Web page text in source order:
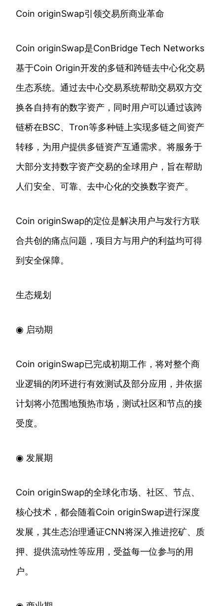
Coin originSwap引领交易所商业革命
Coin originSwap是ConBridge Tech Networks
基于Coin Origin开发的多链和跨链去中心化交易
生态系统。通过去中心交易系统帮助交易双方交
换各自持有的数字资产，同时用户可以通过该跨
链桥在BSC、Tron等多种链上实现多链之间资产
转移，为用户提供多链资产互通需求。将服务于
大部分支持数字资产交易的全球用户，旨在帮助
人们安全、可靠、去中心化的交换数字资产。
Coin originSwap的定位是解决用户与发行方联
合共创的痛点问题，项目方与用户的利益均可得
到安全保障。
生态规划
◉ 启动期
Coin originSwap已完成初期工作，将对整个商
业逻辑的闭环进行有效测试及部分应用，并依据
计划将小范围地预热市场，测试社区和节点的接
受度。
◉ 发展期
Coin originSwap的全球化市场、社区、节点、
核心技术，都会随着Coin originSwap进行深度
发展，其生态治理通证CNN将深入推进挖矿、质
押、提供流动性等应用，受益每一位参与的用
户。